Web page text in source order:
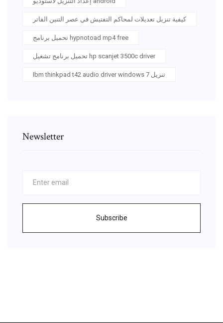
كيفية تنزيل تعديلات لمحاكم التفتيش في عصر التنين الفاتر
تحميل برنامج hypnotoad mp4 free
تحميل برنامج تشغيل hp scanjet 3500c driver
Ibm thinkpad t42 audio driver windows 7 تنزيل
Newsletter
Subscribe